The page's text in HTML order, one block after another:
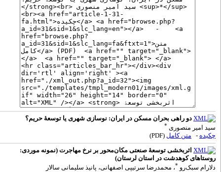
دو راهی بحران مسکن در ایران: نوسازی شهری یا توسعۀ حریم؟
منصوری
متن کامل
(PDF)
اثربخشی توسعۀ صنعتی مکان‌محور بر نرخ مهاجرت (نمونه موردی:
کوهدشت در استان لرستان)
، محمدرضا سرتیپی اصفهانی، پانیذ سلیمانی سالار